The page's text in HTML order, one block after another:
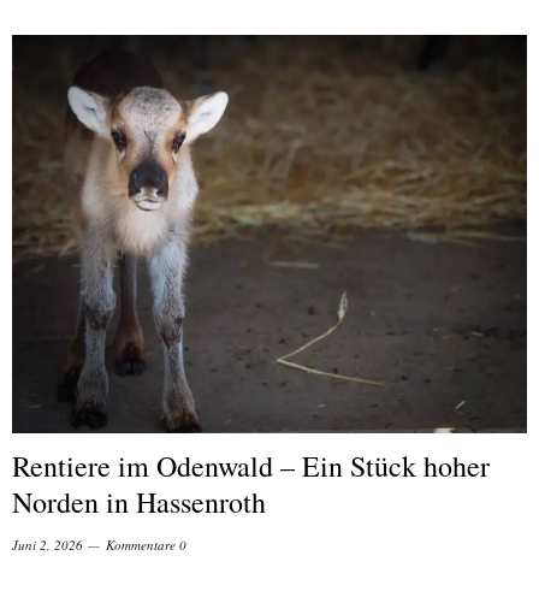
Rentiere im Odenwald – Ein Stück hoher
Norden in Hassenroth
Juni 2, 2026 Kommentare 0